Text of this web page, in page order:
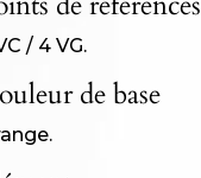
/ 4 VG.
de base